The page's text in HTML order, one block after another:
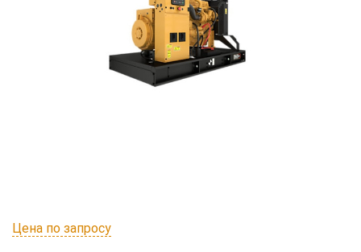
Цена по запросу